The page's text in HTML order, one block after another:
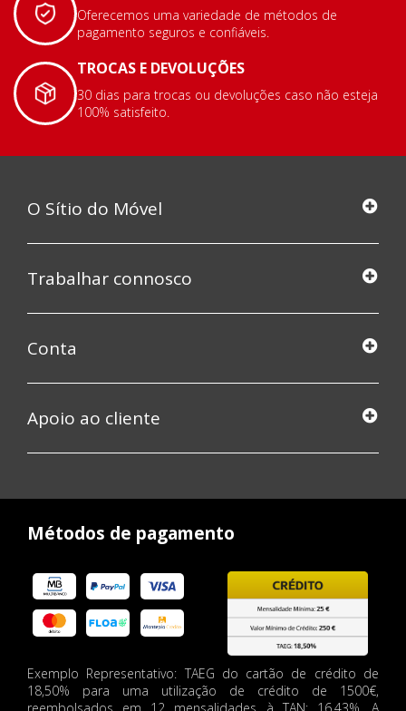
Oferecemos uma variedade de métodos de
pagamento seguros e confiáveis.
TROCAS E DEVOLUÇÕES
30 dias para trocas ou devoluções caso não esteja
100% satisfeito.
O Sítio do Móvel
Trabalhar connosco
Conta
Apoio ao cliente
Métodos de pagamento
Exemplo Representativo: TAEG do cartão de crédito de
18,50% para uma utilização de crédito de 1500€,